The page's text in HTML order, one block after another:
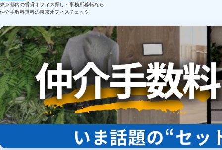
東京都内の賃貸オフィス探し・事務所移転なら
仲介手数料無料の東京オフィスチェック